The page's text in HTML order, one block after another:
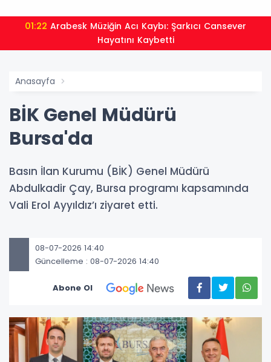
01:22
Hayatını Kaybetti
Anasayfa
BİK Genel Müdürü
Bursa'da
Basın İlan Kurumu (BİK) Genel Müdürü
Abdulkadir Çay, Bursa programı kapsamında
Vali Erol Ayyıldız’ı ziyaret etti.
08-07-2026 14:40
Güncelleme : 08-07-2026 14:40
Abone Ol